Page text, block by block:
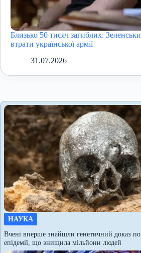
Близько 50 тисяч загиблих:
втрати української армії
31.07.2026
НАУКА
Вчені вперше знайшли генетичний доказ
епідемії, що знищила мільйони людей